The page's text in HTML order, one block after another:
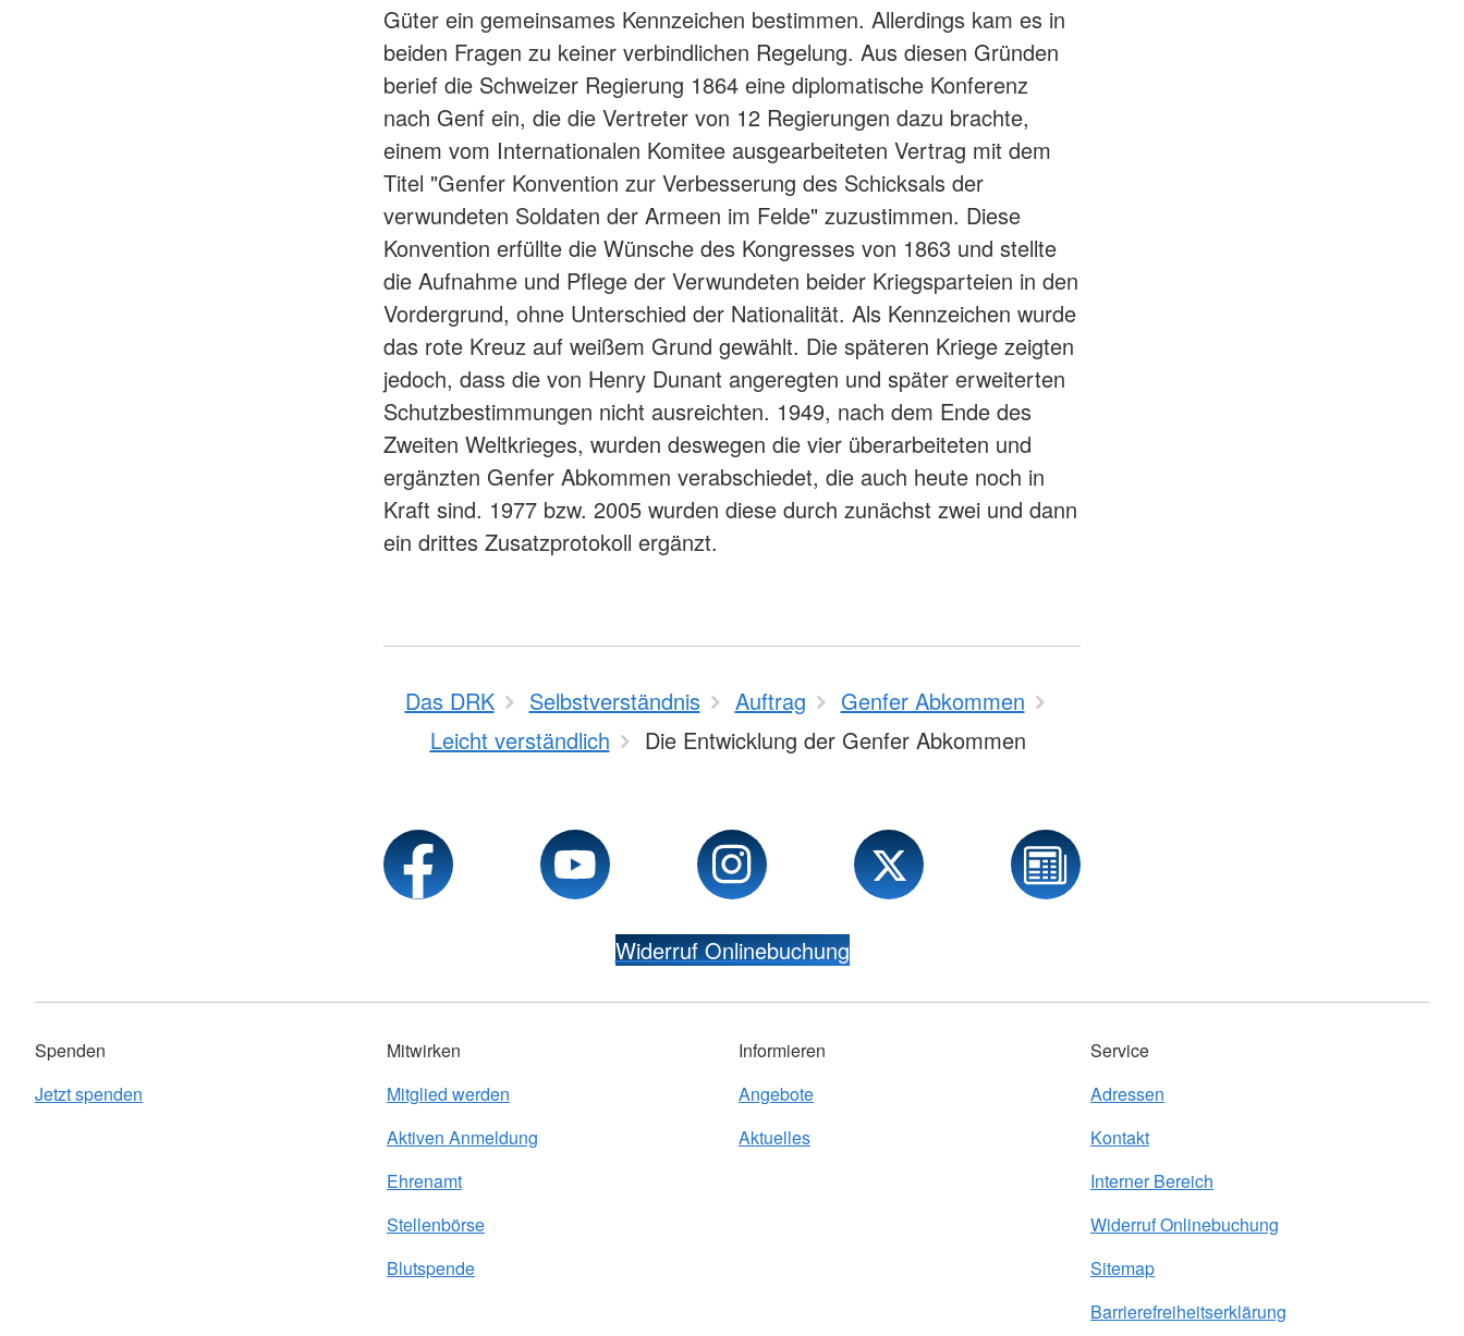
Güter ein gemeinsames Kennzeichen bestimmen. Allerdings kam es in
beiden Fragen zu keiner verbindlichen Regelung. Aus diesen Gründen
berief die Schweizer Regierung 1864 eine diplomatische Konferenz
nach Genf ein, die die Vertreter von 12 Regierungen dazu brachte,
einem vom Internationalen Komitee ausgearbeiteten Vertrag mit dem
Titel "Genfer Konvention zur Verbesserung des Schicksals der
verwundeten Soldaten der Armeen im Felde" zuzustimmen. Diese
Konvention erfüllte die Wünsche des Kongresses von 1863 und stellte
die Aufnahme und Pflege der Verwundeten beider Kriegsparteien in den
Vordergrund, ohne Unterschied der Nationalität. Als Kennzeichen wurde
das rote Kreuz auf weißem Grund gewählt. Die späteren Kriege zeigten
jedoch, dass die von Henry Dunant angeregten und später erweiterten
Schutzbestimmungen nicht ausreichten. 1949, nach dem Ende des
Zweiten Weltkrieges, wurden deswegen die vier überarbeiteten und
ergänzten Genfer Abkommen verabschiedet, die auch heute noch in
Kraft sind. 1977 bzw. 2005 wurden diese durch zunächst zwei und dann
ein drittes Zusatzprotokoll ergänzt.
Das DRK Selbstverständnis Auftrag
Genfer Abkommen
Leicht verständlich
Die Entwicklung der Genfer Abkommen
Widerruf Onlinebuchung
Spenden
Jetzt spenden
Mitwirken
Mitglied werden
Aktiven Anmeldung
Ehrenamt
Stellenbörse
Blutspende
Informieren
Angebote
Aktuelles
Service
Adressen
Kontakt
Interner Bereich
Widerruf Onlinebuchung
Sitemap
Barrierefreiheitserklärung